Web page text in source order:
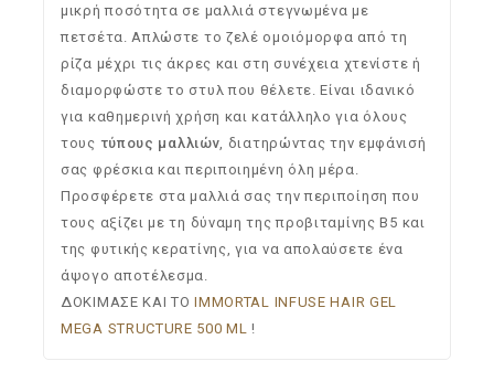
μικρή ποσότητα σε μαλλιά στεγνωμένα με
πετσέτα. Απλώστε το ζελέ ομοιόμορφα από τη
ρίζα μέχρι τις άκρες και στη συνέχεια χτενίστε ή
διαμορφώστε το στυλ που θέλετε. Είναι ιδανικό
για καθημερινή χρήση και κατάλληλο για όλους
τους τύπους μαλλιών, διατηρώντας την εμφάνισή
σας φρέσκια και περιποιημένη όλη μέρα.
Προσφέρετε στα μαλλιά σας την περιποίηση που
τους αξίζει με τη δύναμη της προβιταμίνης Β5 και
της φυτικής κερατίνης, για να απολαύσετε ένα
άψογο αποτέλεσμα.
ΔΟΚΙΜΑΣΕ ΚΑΙ ΤOIMMORTAL INFUSE HAIR GEL
MEGA STRUCTURE 500 ML !